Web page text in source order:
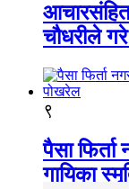
चौधरीले
९
पैसा
गायिका